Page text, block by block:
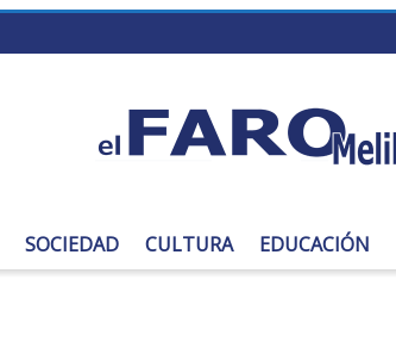
SOCIEDAD CULTURA EDUCACIÓN